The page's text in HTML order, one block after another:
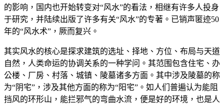
的影响，国内也开始转变对“风水”的看法，相继有许多人投身
于研究，并陆续出版了许多有关“风水”的专著。已销声匿迹50
年的“风水术”，厥而复兴。
其实风水的核心是探求建筑的选址、择地、方位、布局与天道
自然，人类命运的协调关系的一种学问。其范围包含住宅、办
公楼、厂房、村落、城镇、陵墓诸多方面。其中涉及陵墓的称
为“阴宅”，涉及其他方面的称为“阳宅”。如人们普遍认为能阻
挡风的环形山，能拦邪气的弯曲水流，便是好的环境，也是人